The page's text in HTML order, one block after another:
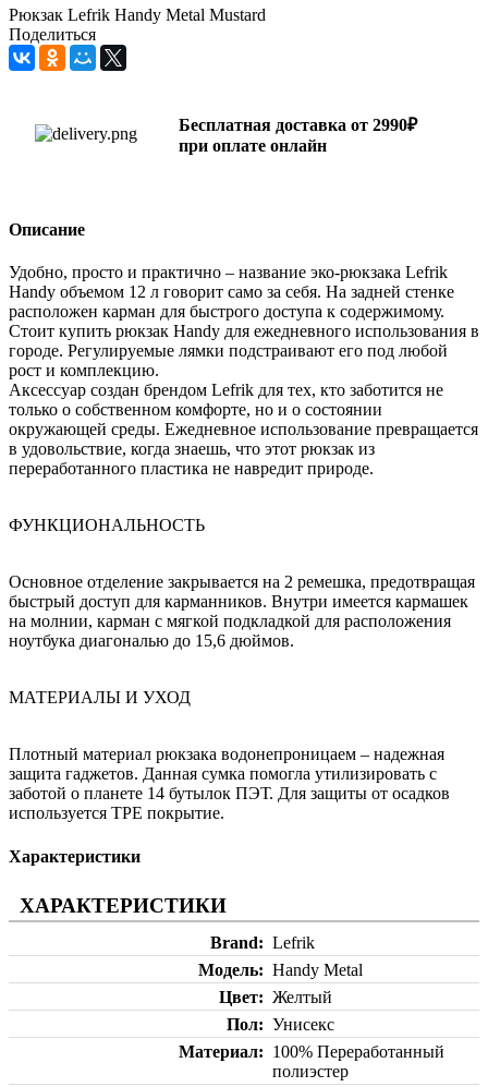
Рюкзак Lefrik Handy Metal Mustard
Поделиться
Бесплатная доставка от 2990₽
при оплате онлайн
Описание
Удобно, просто и практично – название эко-рюкзака Lefrik
Handy объемом 12 л говорит само за себя. На задней стенке
расположен карман для быстрого доступа к содержимому.
Стоит купить рюкзак Handy для ежедневного использования в
городе. Регулируемые лямки подстраивают его под любой
рост и комплекцию.
Аксессуар создан брендом Lefrik для тех, кто заботится не
только о собственном комфорте, но и о состоянии
окружающей среды. Ежедневное использование превращается
в удовольствие, когда знаешь, что этот рюкзак из
переработанного пластика не навредит природе.
ФУНКЦИОНАЛЬНОСТЬ
Основное отделение закрывается на 2 ремешка, предотвращая
быстрый доступ для карманников. Внутри имеется кармашек
на молнии, карман с мягкой подкладкой для расположения
ноутбука диагональю до 15,6 дюймов.
МАТЕРИАЛЫ И УХОД
Плотный материал рюкзака водонепроницаем – надежная
защита гаджетов. Данная сумка помогла утилизировать с
заботой о планете 14 бутылок ПЭТ. Для защиты от осадков
используется TPE покрытие.
Характеристики
ХАРАКТЕРИСТИКИ
Brand
Lefrik
Модель
Handy Metal
Цвет
Желтый
Пол
Унисекс
Материал
100% Переработанный
полиэстер